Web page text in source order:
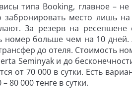
типа Booking, главное –
забронировать место лишь
За резерв на ресепшене
номер больше чем на 10
до отеля. Стоимость
Seminyak и до
от 70 000 в сутки. Есть
80 000 тенге в сутки.